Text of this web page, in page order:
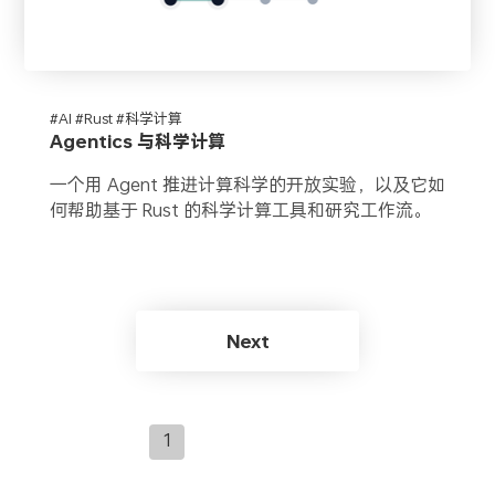
#AI #Rust #科学计算
Agentics 与科学计算
一个用 Agent 推进计算科学的开放实验，以及它如
何帮助基于 Rust 的科学计算工具和研究工作流。
Next
1